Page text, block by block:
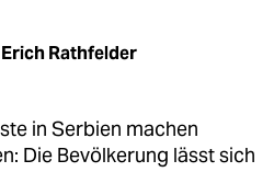
Erich Rathfelder
in Serbien machen
Die Bevölkerung lässt sich